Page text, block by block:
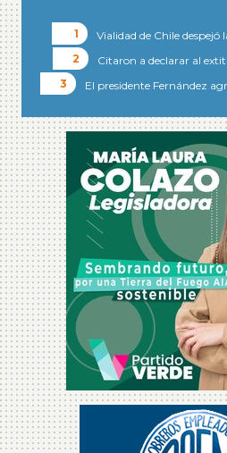
Vialidad de Chile despejó
Citaron a declarar al
El presidente Fernández